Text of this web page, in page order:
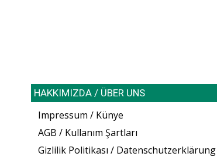
HAKKIMIZDA / ÜBER UNS
Impressum / Künye
AGB / Kullanım Şartları
Gizlilik Politikası / Datenschutzerklärung